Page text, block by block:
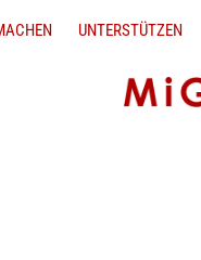
UNTERSTÜTZEN